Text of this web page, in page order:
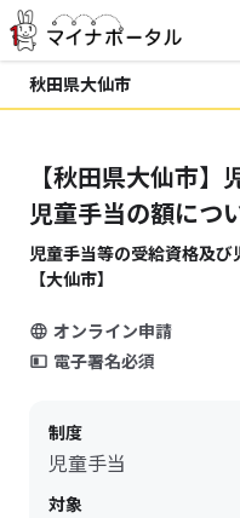
秋田県大仙市
【秋田県大仙市
児童手当の額につ
児童手当等の受給資格及
【大仙市】
オンライン申請
電子署名必須
制度
児童手当
対象